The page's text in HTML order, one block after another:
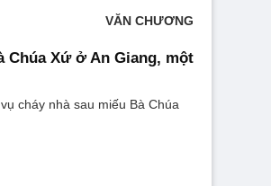
VĂN CHƯƠNG
Chúa Xứ ở An Giang, một
cháy nhà sau miếu Bà Chúa